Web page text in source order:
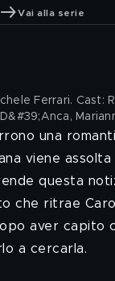
Vai alla serie
Ferrari.
una
viene
questa
che ritrae
aver
a cercarla.